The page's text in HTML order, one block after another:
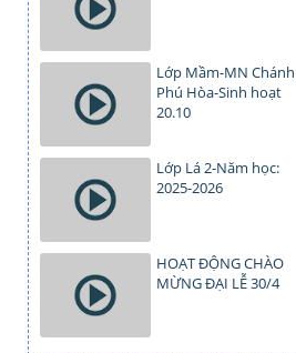
Lớp Mầm-MN Chánh
Phú Hòa-Sinh hoạt
20.10
Lớp Lá 2-Năm học:
2025-2026
HOẠT ĐỘNG CHÀO
MỪNG ĐẠI LỄ 30/4